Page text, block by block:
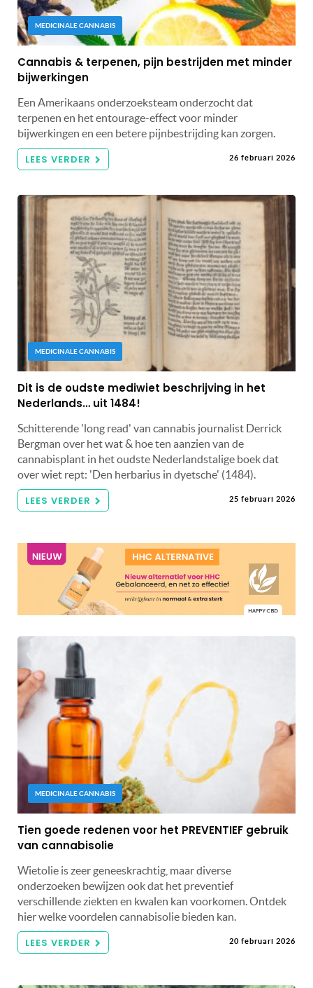
MEDICINALE CANNABIS
Cannabis & terpenen, pijn bestrijden met minder
bijwerkingen
Een Amerikaans onderzoeksteam onderzocht dat
terpenen en het entourage-effect voor minder
bijwerkingen en een betere pijnbestrijding kan zorgen.
LEES VERDER 26 februari 2026
MEDICINALE CANNABIS
Dit is de oudste mediwiet beschrijving in het
Nederlands… uit 1484!
Schitterende 'long read' van cannabis journalist Derrick
Bergman over het wat & hoe ten aanzien van de
cannabisplant in het oudste Nederlandstalige boek dat
over wiet rept: 'Den herbarius in dyetsche' (1484).
LEES VERDER 25 februari 2026
MEDICINALE CANNABIS
Tien goede redenen voor het PREVENTIEF gebruik
van cannabisolie
Wietolie is zeer geneeskrachtig, maar diverse
onderzoeken bewijzen ook dat het preventief
verschillende ziekten en kwalen kan voorkomen. Ontdek
hier welke voordelen cannabisolie bieden kan.
LEES VERDER 20 februari 2026